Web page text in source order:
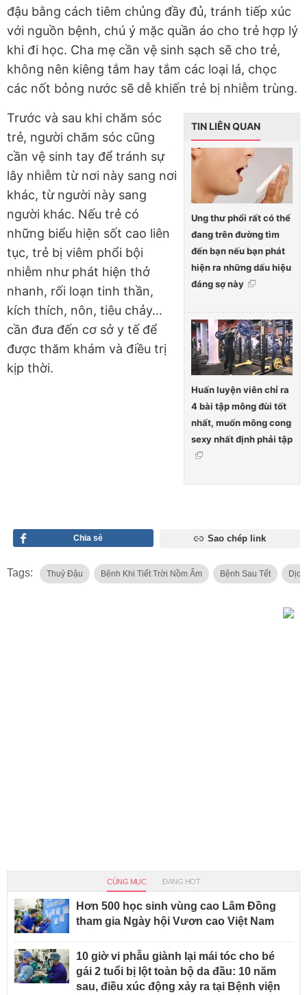
đậu bằng cách tiêm chủng đầy đủ, tránh tiếp xúc
với nguồn bệnh, chú ý mặc quần áo cho trẻ hợp lý
khi đi học. Cha mẹ cần vệ sinh sạch sẽ cho trẻ,
không nên kiêng tắm hay tắm các loại lá, chọc
các nốt bỏng nước sẽ dễ khiến trẻ bị nhiễm trùng.
TIN LIÊN QUAN
Ung thư phổi rất có thể
đang trên đường tìm
đến bạn nếu bạn phát
hiện ra những dấu hiệu
đáng sợ này
Huấn luyện viên chỉ ra
4 bài tập mông đùi tốt
nhất, muốn mông cong
sexy nhất định phải tập
Trước và sau khi chăm sóc
trẻ, người chăm sóc cũng
cần vệ sinh tay để tránh sự
lây nhiễm từ nơi này sang nơi
khác, từ người này sang
người khác. Nếu trẻ có
những biểu hiện sốt cao liên
tục, trẻ bị viêm phổi bội
nhiễm như phát hiện thở
nhanh, rối loạn tinh thần,
kích thích, nôn, tiêu chảy…
cần đưa đến cơ sở y tế để
được thăm khám và điều trị
kịp thời.
Chia sẻ Sao chép link
Tags: Thuỷ Đậu Bệnh Khi Tiết Trời Nồm Ẩm Bệnh Sau Tết
CÙNG MỤC ĐANG HOT
Hơn 500 học sinh vùng cao Lâm Đồng
tham gia Ngày hội Vươn cao Việt Nam
10 giờ vi phẫu giành lại mái tóc cho bé
gái 2 tuổi bị lột toàn bộ da đầu: 10 năm
sau, điều xúc động xảy ra tại Bệnh viện